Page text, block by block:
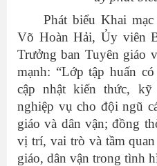
Phát biểu Khai
Võ Hoàn Hải, Ủy viên
Trưởng ban Tuyên giáo
mạnh: “Lớp tập huấn
cập nhật kiến thức, kỹ
nghiệp vụ cho đội ngũ
giáo và dân vận; đồng
vị trí, vai trò và tầm
giáo, dân vận trong tình